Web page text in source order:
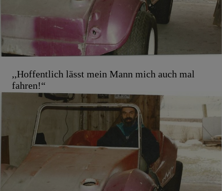
,,Hoffentlich lässt mein Mann mich auch mal
fahren!“